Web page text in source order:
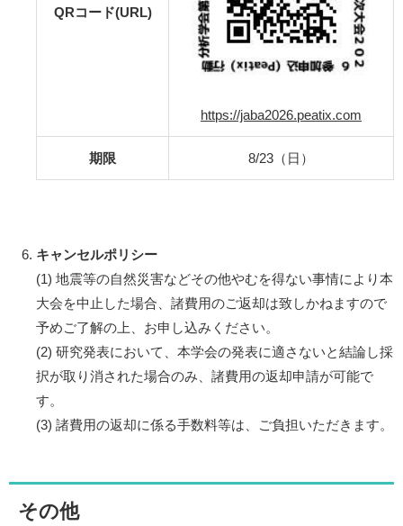
QRコード(URL)
https://jaba2026.peatix.com
期限 8/23（日）
キャンセルポリシー
(1) 地震等の自然災害などその他やむを得ない事情により本
大会を中止した場合、諸費用のご返却は致しかねますので
予めご了解の上、お申し込みください。
(2) 研究発表において、本学会の発表に適さないと結論し採
択が取り消された場合のみ、諸費用の返却申請が可能で
す。
(3) 諸費用の返却に係る手数料等は、ご負担いただきます。
その他